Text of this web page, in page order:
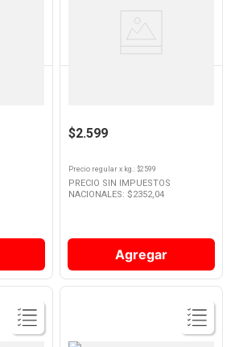
Ver
Producto
$2.599
Precio regularx kg. : $2599
PRECIO SIN IMPUESTOS
NACIONALES: $2352,04
Agregar